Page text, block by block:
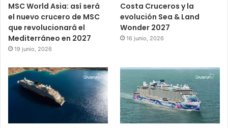
MSC World Asia: así será
el nuevo crucero de MSC
que revolucionará el
Mediterráneo en 2027
19 junio, 2026
Costa Cruceros y la
evolución Sea & Land
Wonder 2027
16 junio, 2026